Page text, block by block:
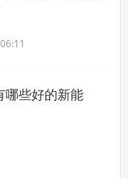
哪些好的新能